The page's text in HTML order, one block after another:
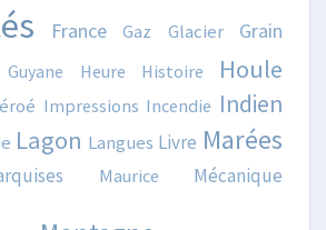
France Gaz Glacier Grain
Guyane Heure Histoire Houle
Impressions Incendie Indien
Lagon Langues Livre Marées
Maurice Mécanique